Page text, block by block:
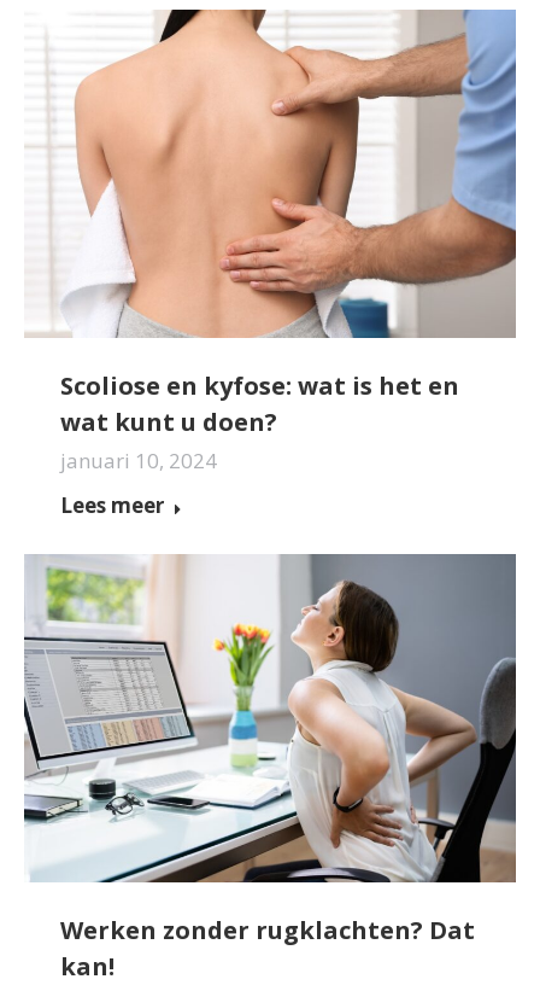
Scoliose en kyfose: wat is het en
wat kunt u doen?
januari 10, 2024
Lees meer
Werken zonder rugklachten? Dat
kan!